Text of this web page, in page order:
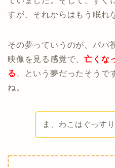
すが、それからはもう眠れ
その夢っていうのが、パパ
映像を見る感覚で、亡くな
る
、という夢だったそうで
ね。
ま、わこはぐっす